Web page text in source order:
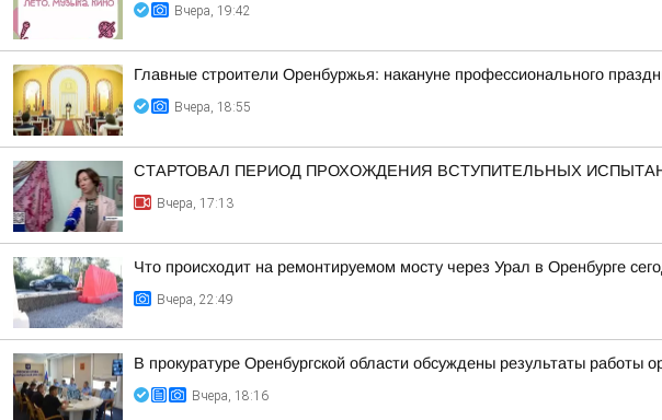
Вчера, 19:42
Главные строители Оренбуржья: накануне профессионального
Вчера, 18:55
СТАРТОВАЛ ПЕРИОД ПРОХОЖДЕНИЯ ВСТУПИТЕЛЬНЫХ
Вчера, 17:13
Что происходит на ремонтируемом мосту через Урал в Оренбурге
Вчера, 22:49
В прокуратуре Оренбургской области обсуждены результаты работы
Вчера, 18:16